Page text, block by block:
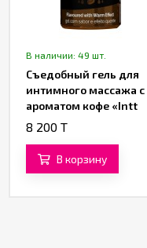
В наличии: 49 шт.
Съедобный гель для
интимного массажа с
ароматом кофе «Intt
Coffee Massage Gel» от
8 200 T
В корзину